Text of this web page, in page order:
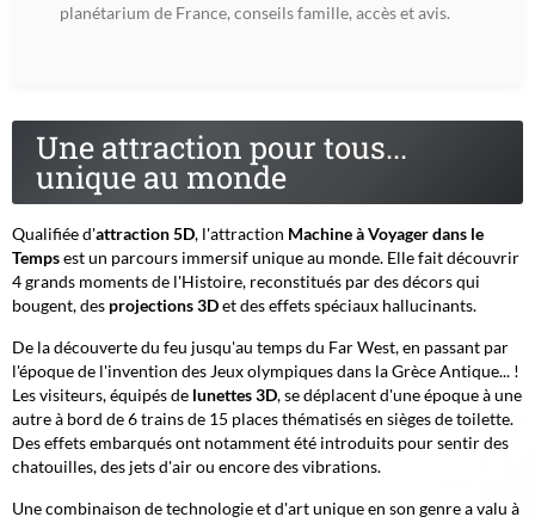
planétarium de France, conseils famille, accès et avis.
Une attraction pour tous...
unique au monde
Qualifiée d'attraction 5D, l'attraction Machine à Voyager dans le
Tempsest un parcours immersif unique au monde. Elle fait découvrir
4 grands moments de l'Histoire, reconstitués par des décors qui
bougent, des projections 3Det des effets spéciaux hallucinants.
De la découverte du feu jusqu'au temps du Far West, en passant par
l'époque de l'invention des Jeux olympiques dans la Grèce Antique... !
Les visiteurs, équipés de lunettes 3D, se déplacent d'une époque à une
autre à bord de 6 trains de 15 places thématisés en sièges de toilette.
Des effets embarqués ont notamment été introduits pour sentir des
chatouilles, des jets d'air ou encore des vibrations.
Une combinaison de technologie et d'art unique en son genre a valu à